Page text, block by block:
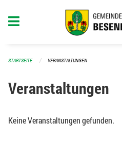
STARTSEITE VERANSTALTUNGEN
Veranstaltungen
Keine Veranstaltungen gefunden.